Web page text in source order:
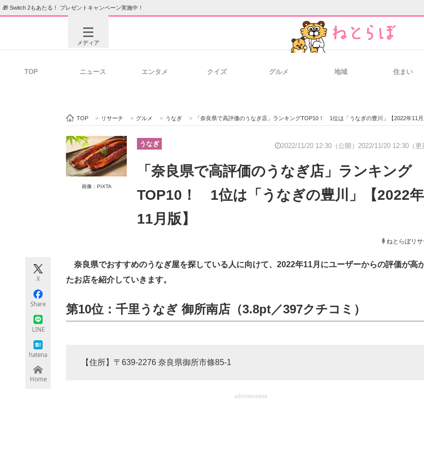
🎁 Switch 2もあたる！ プレゼントキャンペーン実施中！
メディア
ビジネスと働き方のヒント 経
ITエンジニア向け専門サイト IT製品の技術・比較・事例 製
ちょっと気になるネットの話題
TOP ニュース エンタメ クイズ グルメ 地域 住まい
TOP > リサーチ > グルメ > うなぎ > 「奈良県で高評価のうなぎ店」ランキングTOP10！ 1位は「うなぎの豊川」【2022年11月版
画像：PIXTA
うなぎ 2022/11/20 12:30（公開） 2022/11/20 12:30（更
「奈良県で高評価のうなぎ店」ランキング
TOP10！ 1位は「うなぎの豊川」【2022年
11月版】
ねとらぼリサ
X
Share
LINE
hatena
Home
奈良県でおすすめのうなぎ屋を探している人に向けて、2022年11月にユーザーからの評価が高
たお店を紹介していきます。
第10位：千里うなぎ 御所南店（3.8pt／397クチコミ）
【住所】〒639-2276 奈良県御所市條85-1
advertisement